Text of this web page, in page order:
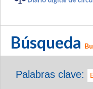
Búsqueda
Palabras clave: